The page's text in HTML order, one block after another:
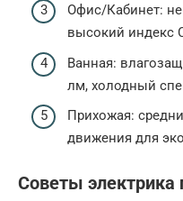
Офис/Кабинет:
высокий индекс
Ванная:
лм, холодный
Прихожая:
движения для
Советы электрика